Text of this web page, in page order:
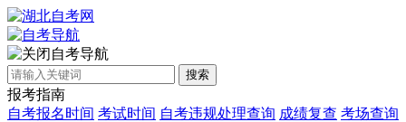
自考导航
搜索
报考指南
自考报名时间 考试时间 自考违规处理查询 成绩复查 考场查询